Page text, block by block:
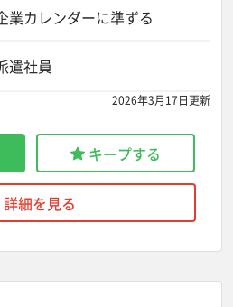
業カレンダーに準ずる
遣社員
2026年3月17日更新
キープする
詳細を見る